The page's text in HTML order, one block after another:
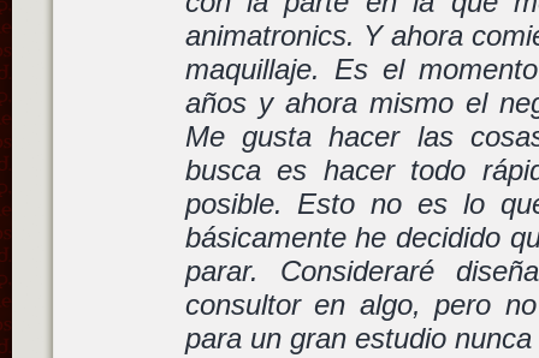
animatronics. Y ahora
maquillaje. Es el
años y ahora mismo el
Me gusta hacer las
busca es hacer todo
posible. Esto no es lo
básicamente he decidido
parar. Consideraré
consultor en algo, pero
para un gran estudio